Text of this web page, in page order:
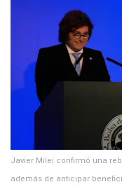
Javier Milei confirmó una
además de anticipar